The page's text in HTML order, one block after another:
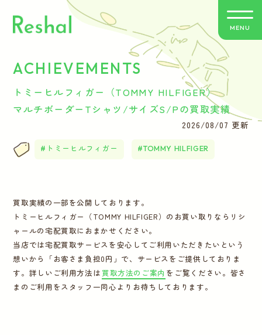
リシャールの特徴
買取方法のご案内
お客さまの声
バイヤー紹介
運営会社
MENU
ACHIEVEMENTS
トミーヒルフィガー（TOMMY HILFIGER）
マルチボーダーTシャツ/サイズS/Pの買取実績
2026/08/07 更新
トミーヒルフィガー TOMMY HILFIGER
買取実績の一部を公開しております。
トミーヒルフィガー（TOMMY HILFIGER）のお買い取りならリシ
ャールの宅配買取におまかせください。
当店では宅配買取サービスを安心してご利用いただきたいという
想いから「お客さま負担0円」で、サービスをご提供しておりま
す。詳しいご利用方法は 買取方法のご案内 をご覧ください。皆さ
まのご利用をスタッフ一同心よりお待ちしております。